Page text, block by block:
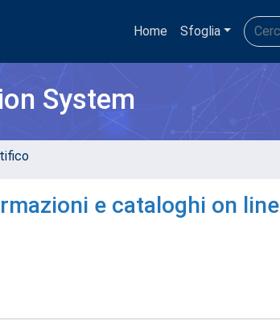
Home Sfoglia
System
e cataloghi on line